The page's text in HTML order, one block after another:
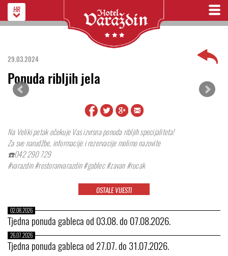
HR
29.03.2024
Ponuda ribljih jela
Na Veliki petak očekuje Vas izvrsna ponuda ribljih specijaliteta!
Za sve narudžbe, informacije i rezervacije molimo nazovite
☎️042 290 729
#varazdin #restoranvarazdin #gablec #zavan #rucak
OSTALE VIJESTI
02.08.2026
Tjedna ponuda gableca od 03.08. do 07.08.2026.
26.07.2026
Tjedna ponuda gableca od 27.07. do 31.07.2026.